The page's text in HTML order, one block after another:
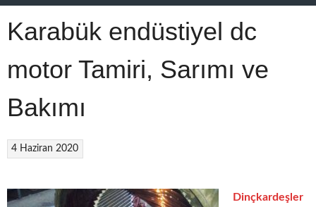
Karabük endüstiyel dc
motor Tamiri, Sarımı ve
Bakımı
4 Haziran 2020
Dinçkardeşler